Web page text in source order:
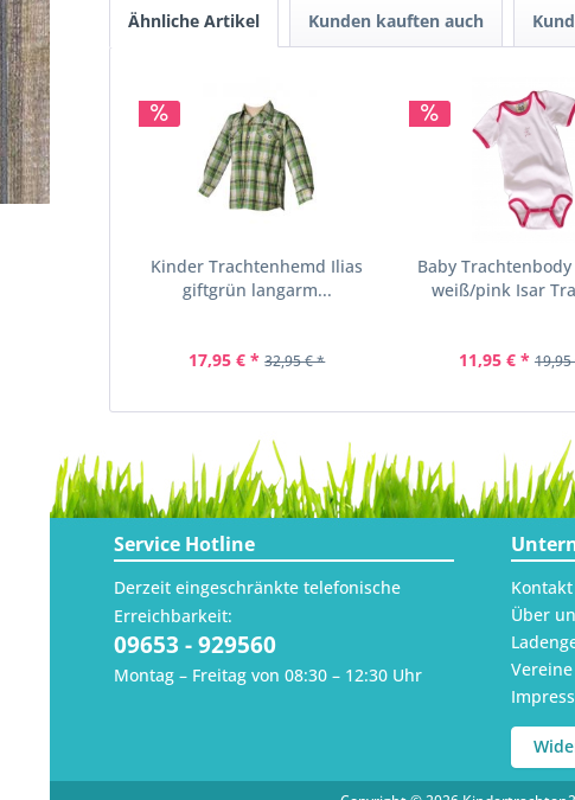
Ähnliche Artikel Kunden kauften auch
Kinder Trachtenhemd Ilias
giftgrün langarm...
17,95 € * 32,95 € *
Baby
weiß/pink Isar
11,95 € *
Service Hotline
Derzeit eingeschränkte telefonische
Erreichbarkeit:
09653 - 929560
Montag – Freitag von 08:30 – 12:30 Uhr
Kontakt
Über